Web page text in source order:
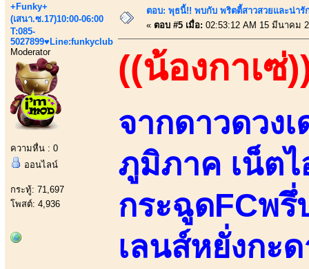
+Funky+
(เสนา.ซ.17)10:00-06:00
T:085-
5027899♥Line:funkyclub
Moderator
ความหื่น : 0
ออนไลน์
กระทู้: 71,697
โพสต์: 4,936
ตอบ: พุธนี้!! พบกับ พริตตี้สาวสวยและน่า
« ตอบ #5 เมื่อ: 02:53:12 AM 15 มีนาคม
((น้องกาเซ่
จากดาวดวง
ภูมิภาค เน็ต
กระฉูดFCพ
เลนส์หยั่งกะ